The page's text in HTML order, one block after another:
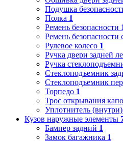
Подушка
Полка 1
Ремень безопасности
Ремень
Рулевое колесо 1
Ручка двери задней
Ручка
Стеклоподъемник
Стеклоподъемник
Торпедо 1
Трос открывания
Уплотнитель (внутри)
Кузов наружные элементы
Бампер задний 1
Замок багажника 1